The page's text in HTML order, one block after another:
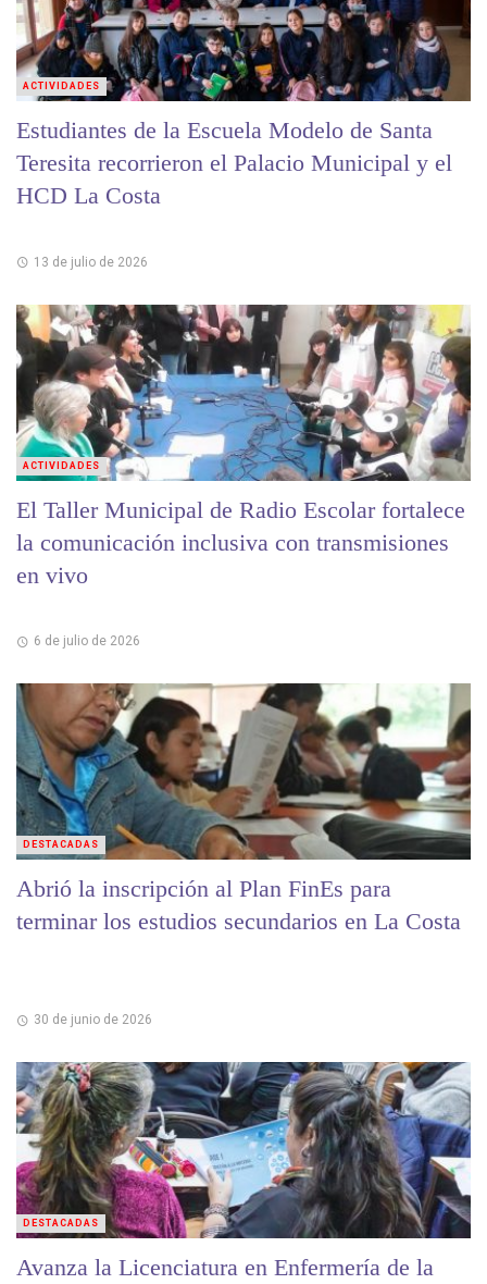
Estudiantes de la Escuela Modelo de Santa
Teresita recorrieron el Palacio Municipal y el
HCD La Costa
13 de julio de 2026
ACTIVIDADES
El Taller Municipal de Radio Escolar fortalece
la comunicación inclusiva con transmisiones
en vivo
6 de julio de 2026
ACTIVIDADES
Abrió la inscripción al Plan FinEs para
terminar los estudios secundarios en La Costa
30 de junio de 2026
DESTACADAS
Avanza la Licenciatura en Enfermería de la
DESTACADAS